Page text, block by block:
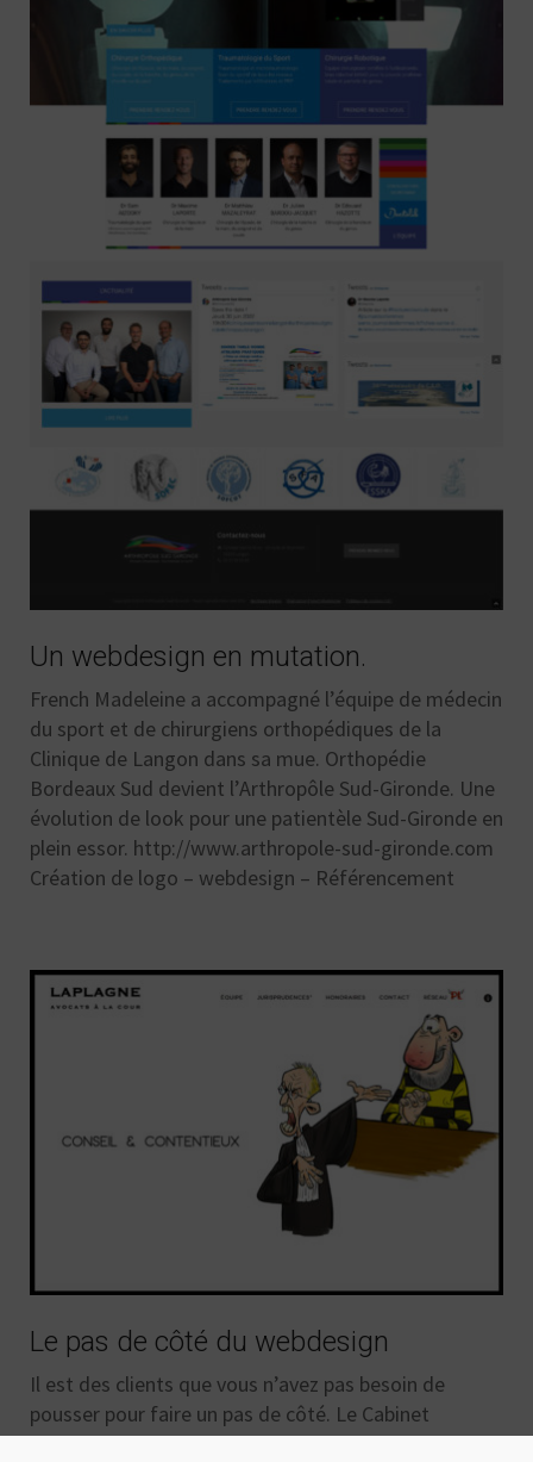
Un webdesign en mutation.
French Madeleine a accompagné l’équipe de médecin
du sport et de chirurgiens orthopédiques de la
Clinique de Langon dans sa mue. Orthopédie
Bordeaux Sud devient l’Arthropôle Sud-Gironde. Une
évolution de look pour une patientèle Sud-Gironde en
plein essor. http://www.arthropole-sud-gironde.com
Création de logo – webdesign – Référencement
Le pas de côté du webdesign
Il est des clients que vous n’avez pas besoin de
pousser pour faire un pas de côté. Le Cabinet
d’avocats « LAPLAGNE » en est un. Original et